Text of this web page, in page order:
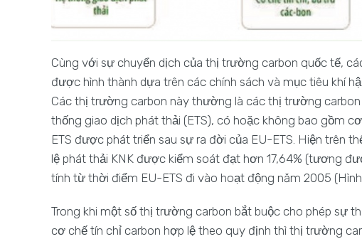
Cùng với sự chuyển dịch của thị trường carbon quốc tế,
được hình thành dựa trên các chính sách và mục tiêu khí
Các thị trường carbon này thường là các thị trường
thống giao dịch phát thải (ETS), có hoặc không bao gồm
ETS được phát triển sau sự ra đời của EU-ETS. Hiện trên
lệ phát thải KNK được kiểm soát đạt hơn 17,64% (tương
tính từ thời điểm EU-ETS đi vào hoạt động năm 2005 (Hình
Trong khi một số thị trường carbon bắt buộc cho phép sự
cơ chế tín chỉ carbon hợp lệ theo quy định thì thị trường